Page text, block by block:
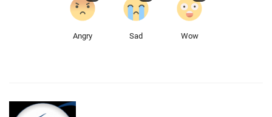
Angry Sad Wow